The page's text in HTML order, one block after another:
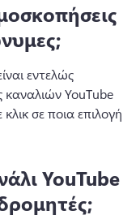
εντελώς
καναλιών YouTube
σε ποια επιλογή
YouTube